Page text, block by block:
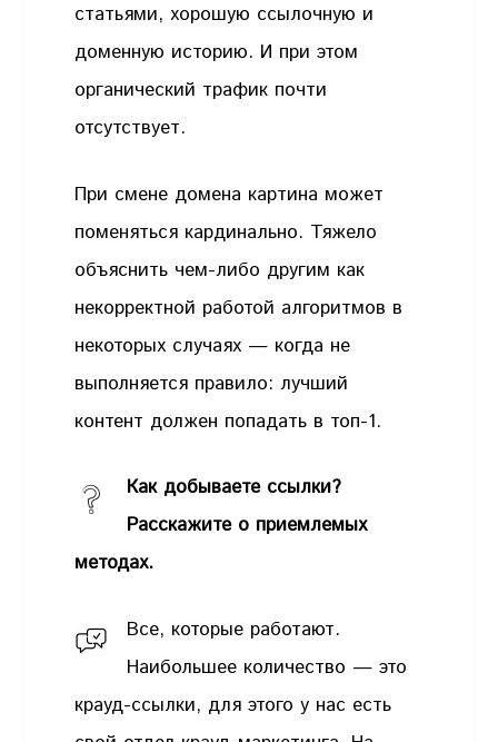
статьями, хорошую ссылочную и
доменную историю. И при этом
органический трафик почти
отсутствует.
При смене домена картина может
поменяться кардинально. Тяжело
объяснить чем-либо другим как
некорректной работой алгоритмов в
некоторых случаях — когда не
выполняется правило: лучший
контент должен попадать в топ-1.
Как добываете ссылки?
Расскажите о приемлемых
методах.
Все, которые работают.
Наибольшее количество — это
крауд-ссылки, для этого у нас есть